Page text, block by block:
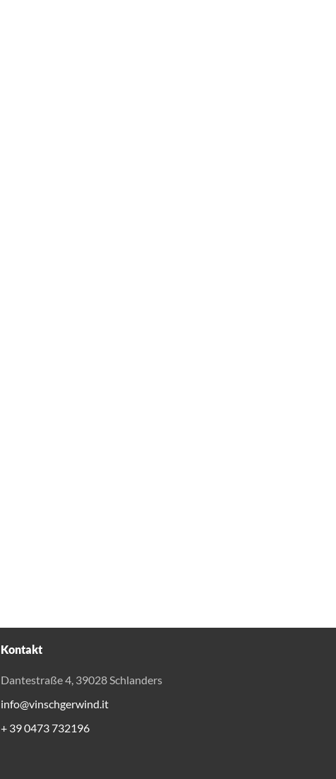
Kontakt
Dantestraße 4, 39028 Schlanders
info@vinschgerwind.it
+ 39 0473 732196